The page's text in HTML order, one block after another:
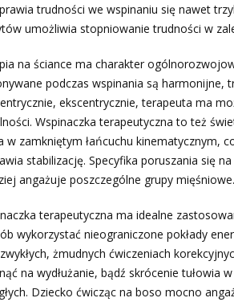
trudności we wspinaniu się nawet
umożliwia stopniowanie trudności w
na ściance ma charakter
podczas wspinania są harmonijne,
ekscentrycznie, terapeuta ma
Wspinaczka terapeutyczna to też
w zamkniętym łańcuchu kinematycznym,
stabilizację. Specyfika poruszania się
angażuje poszczególne grupy mięśniowe.
terapeutyczna ma idealne
wykorzystać nieograniczone pokłady
żmudnych ćwiczeniach
na wydłużanie, bądź skrócenie tułowia
Dziecko ćwicząc na boso mocno